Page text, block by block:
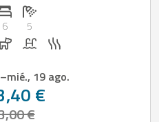
(max.): 12
Numero de habitaciones: 6
6
Cantidad de baños: 5
5
reservable en Casapilot
bajo solicitud
Perros permitidos
Piscina
–mié., 19 ago.
€
€